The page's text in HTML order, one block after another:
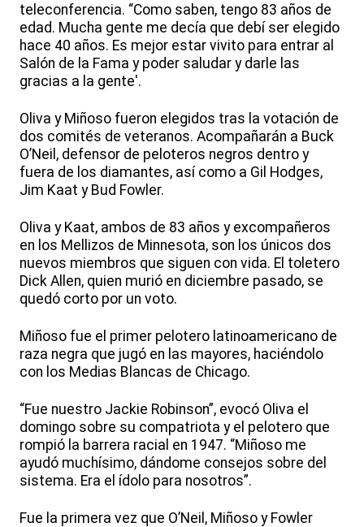
teleconferencia. “Como saben, tengo 83 años de
edad. Mucha gente me decía que debí ser elegido
hace 40 años. Es mejor estar vivito para entrar al
Salón de la Fama y poder saludar y darle las
gracias a la gente'.
Oliva y Miñoso fueron elegidos tras la votación de
dos comités de veteranos. Acompañarán a Buck
O’Neil, defensor de peloteros negros dentro y
fuera de los diamantes, así como a Gil Hodges,
Jim Kaat y Bud Fowler.
Oliva y Kaat, ambos de 83 años y excompañeros
en los Mellizos de Minnesota, son los únicos dos
nuevos miembros que siguen con vida. El toletero
Dick Allen, quien murió en diciembre pasado, se
quedó corto por un voto.
Miñoso fue el primer pelotero latinoamericano de
raza negra que jugó en las mayores, haciéndolo
con los Medias Blancas de Chicago.
“Fue nuestro Jackie Robinson”, evocó Oliva el
domingo sobre su compatriota y el pelotero que
rompió la barrera racial en 1947. “Miñoso me
ayudó muchísimo, dándome consejos sobre del
sistema. Era el ídolo para nosotros”.
Fue la primera vez que O’Neil, Miñoso y Fowler